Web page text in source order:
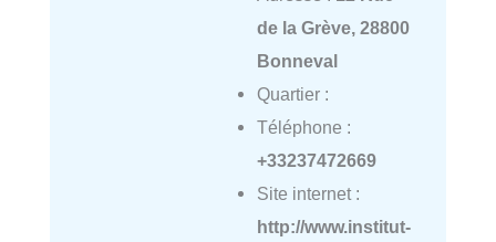
de la Grève, 28800
Bonneval
Quartier :
Téléphone :
+33237472669
Site internet :
http://www.institut-